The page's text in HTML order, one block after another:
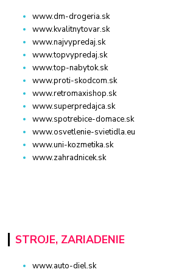
www.dm-drogeria.sk
www.kvalitnytovar.sk
www.najvypredaj.sk
www.topvypredaj.sk
www.top-nabytok.sk
www.proti-skodcom.sk
www.retromaxishop.sk
www.superpredajca.sk
www.spotrebice-domace.sk
www.osvetlenie-svietidla.eu
www.uni-kozmetika.sk
www.zahradnicek.sk
STROJE, ZARIADENIE
www.auto-diel.sk